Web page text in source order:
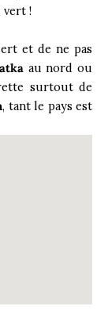
vert !
et de ne pas
au nord ou
surtout de
, tant le pays est